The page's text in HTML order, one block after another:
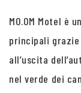
MO.OM Motel è
principali grazie
all’uscita
nel verde dei